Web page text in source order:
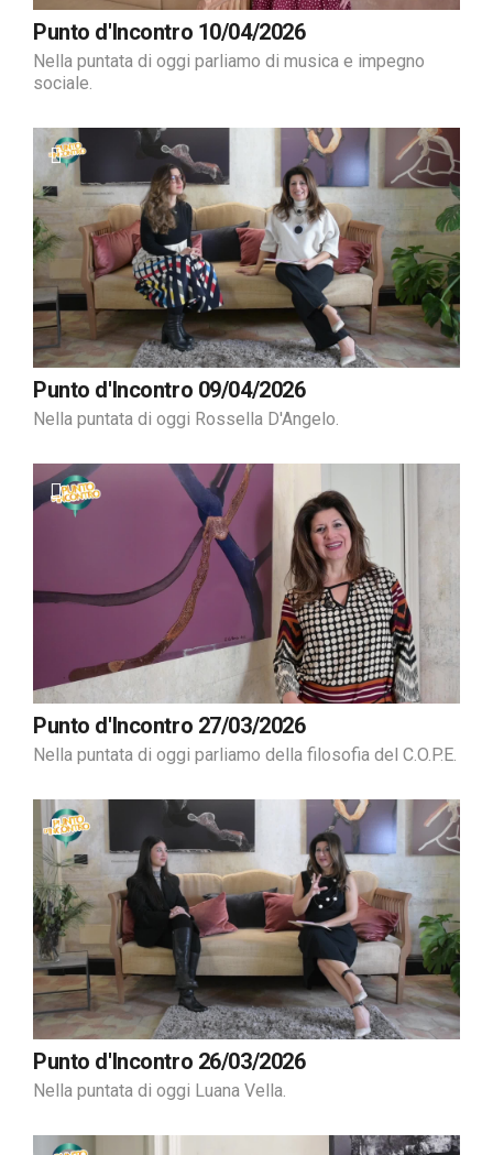
Punto d'Incontro 10/04/2026
Nella puntata di oggi parliamo di musica e impegno
sociale.
Punto d'Incontro 09/04/2026
Nella puntata di oggi Rossella D'Angelo.
Punto d'Incontro 27/03/2026
Nella puntata di oggi parliamo della filosofia del C.O.P.E.
Punto d'Incontro 26/03/2026
Nella puntata di oggi Luana Vella.